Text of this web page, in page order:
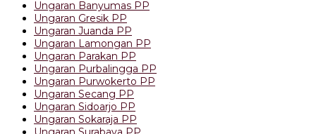
Ungaran Banyumas PP
Ungaran Gresik PP
Ungaran Juanda PP
Ungaran Lamongan PP
Ungaran Parakan PP
Ungaran Purbalingga PP
Ungaran Purwokerto PP
Ungaran Secang PP
Ungaran Sidoarjo PP
Ungaran Sokaraja PP